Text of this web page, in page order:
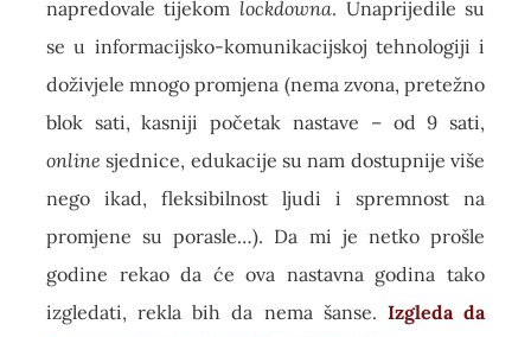
napredovale tijekom lockdowna. Unaprijedile su
se u informacijsko-komunikacijskoj tehnologiji i
doživjele mnogo promjena (nema zvona, pretežno
blok sati, kasniji početak nastave – od 9 sati,
online sjednice, edukacije su nam dostupnije više
nego ikad, fleksibilnost ljudi i spremnost na
promjene su porasle…). Da mi je netko prošle
godine rekao da će ova nastavna godina tako
izgledati, rekla bih da nema šanse. Izgleda da